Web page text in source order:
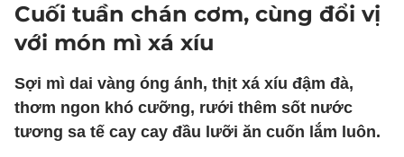
Cuối tuần chán cơm, cùng đổi vị
với món mì xá xíu
Sợi mì dai vàng óng ánh, thịt xá xíu đậm đà,
thơm ngon khó cưỡng, rưới thêm sốt nước
tương sa tế cay cay đầu lưỡi ăn cuốn lắm luôn.